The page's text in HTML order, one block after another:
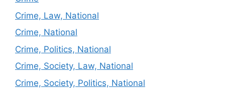
Crime, Law, National
Crime, National
Crime, Politics, National
Crime, Society, Law, National
Crime, Society, Politics, National